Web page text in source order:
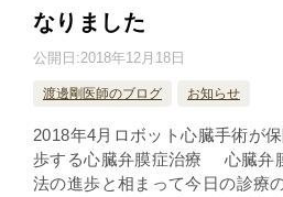
なりました
公開日:2018年12月18日
渡邊剛医師のブログ お知らせ
2018年4月ロボット心臓手術が
歩する心臓弁膜症治療 心臓弁
法の進歩と相まって今日の診療